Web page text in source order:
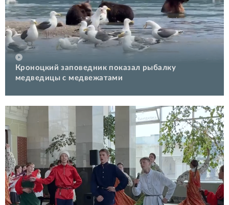
Кроноцкий заповедник показал рыбалку
медведицы с медвежатами